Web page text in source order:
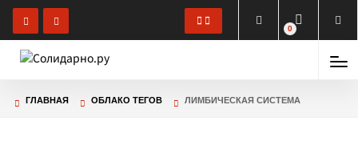
0
ГЛАВНАЯ ОБЛАКО ТЕГОВ ЛИМБИЧЕСКАЯ СИСТЕМА